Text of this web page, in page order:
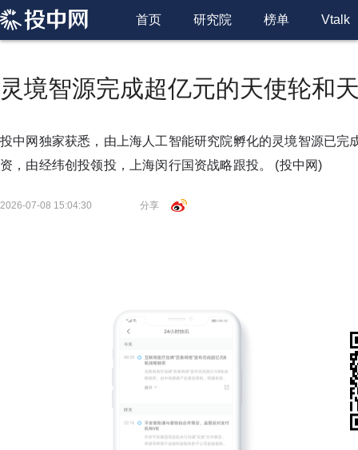
首页 研究院 榜单 Vtalk
灵境智源完成超亿元的天使轮和
投中网独家获悉，由上海人工智能研究院孵化的灵境智源已完
资，由经纬创投领投，上海闵行国资战略跟投。 (投中网)
2026-07-08 15:04:30 分享